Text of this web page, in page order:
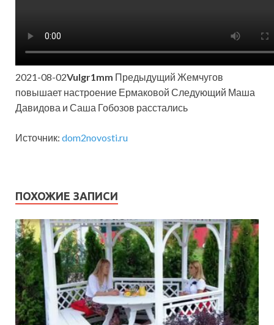
2021-08-02Vulgr1mm Предыдущий Жемчугов
повышает настроение Ермаковой Следующий Маша
Давидова и Саша Гобозов расстались
Источник: dom2novosti.ru
ПОХОЖИЕ ЗАПИСИ